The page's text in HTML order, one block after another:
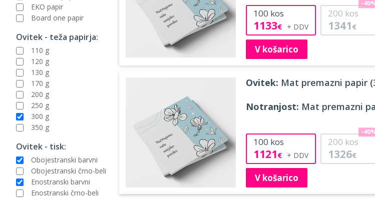
EKO papir
Board one papir
Ovitek - teža papirja:
110 g
120 g
130 g
170 g
200 g
250 g
300 g
350 g
Ovitek - tisk:
Obojestranski barvni
Obojestranski črno-beli
Enostranski barvni
Enostranski črno-beli
100 kos
1133€
200 kos
1341 €
-
V košarico
Ovitek: Mat premazni papir
Notranjost: Mat premazni
100 kos
1121€
200 kos
1326€
-
V košarico